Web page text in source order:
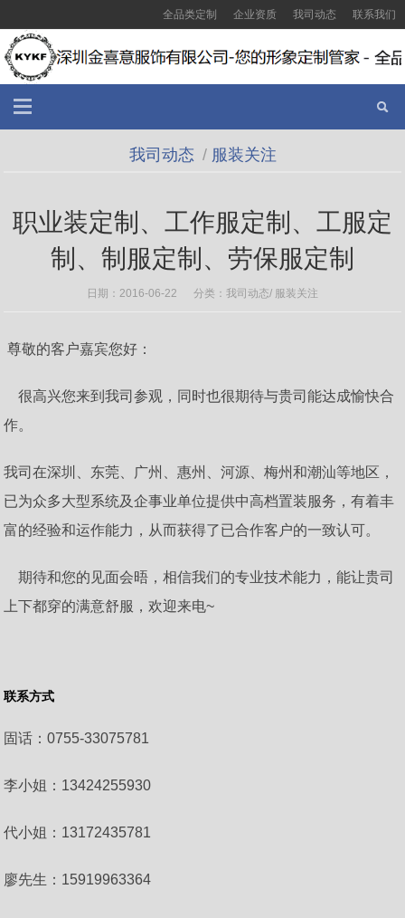
全品类定制 企业资质 我司动态 联系我们
我司动态 / 服装关注
职业装定制、工作服定制、工服定
制、制服定制、劳保服定制
日期：2016-06-22 分类： 我司动态/ 服装关注
尊敬的客户嘉宾您好：
很高兴您来到我司参观，同时也很期待与贵司能达成愉快合
作。
我司在深圳、东莞、广州、惠州、河源、梅州和潮汕等地区，
已为众多大型系统及企事业单位提供中高档置装服务，有着丰
富的经验和运作能力，从而获得了已合作客户的一致认可。
期待和您的见面会晤，相信我们的专业技术能力，能让贵司
上下都穿的满意舒服，欢迎来电~
联系方式
固话：0755-33075781
李小姐：13424255930
代小姐：13172435781
廖先生：15919963364